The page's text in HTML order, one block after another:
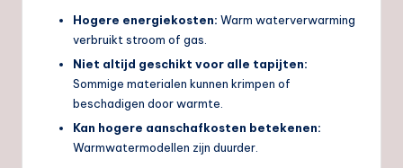
Hogere energiekosten: Warm waterverwarming
verbruikt stroom of gas.
Niet altijd geschikt voor alle tapijten:
Sommige materialen kunnen krimpen of
beschadigen door warmte.
Kan hogere aanschafkosten betekenen:
Warmwatermodellen zijn duurder.